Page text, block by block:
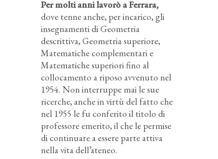
Per molti anni lavorò a Ferrara,
dove tenne anche, per incarico, gli
insegnamenti di Geometria
descrittiva, Geometria superiore,
Matematiche complementari e
Matematiche superiori fino al
collocamento a riposo avvenuto nel
1954. Non interruppe mai le sue
ricerche, anche in virtù del fatto che
nel 1955 le fu conferito il titolo di
professore emerito, il che le permise
di continuare a essere parte attiva
nella vita dell’ateneo.